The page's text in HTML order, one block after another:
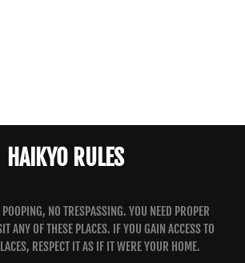
HAIKYO RULES
NO TRESPASSING. YOU NEED PROPER
ANY OF THESE PLACES. IF YOU GAIN ACCESS TO
RESPECT IT AS IF IT WERE YOUR HOME.